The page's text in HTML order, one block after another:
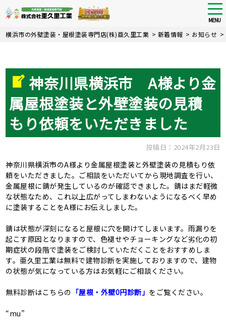
Skip
MENU
横浜市の外壁塗装・屋根塗装専門店(株)亜久里工業 > 新着情報 > お知らせ >
神奈川県横浜市 A様より金
属屋根塗装と外壁塗装の見積
もり依頼をいただきました
投稿日：2024年2月23日
神奈川県横浜市のA様より金属屋根塗装と外壁塗装の見積もり依
頼をいただきました。ご相談をいただいてから現地調査を行い、
金属屋根に錆が発生しているのが確認できました。錆はまだ軽微
な状態なため、これ以上広がってしまわないようになるべく早め
に塗装することをA様にお伝えしました。
錆は状態が深刻になると屋根に穴を開けてしまいます。雨漏りを
起こす原因となりますので、色褪せやチョーキングなど劣化の初
期症状の段階で塗装をご検討していただくことをおすすめしま
す。亜久里工業は無料で建物診断を実施しておりますので、建物
の状態が気になっている方はお気軽にご相談ください。
無料診断はこちらの 「屋根・外壁0円診断」 をご覧ください。
“mu”